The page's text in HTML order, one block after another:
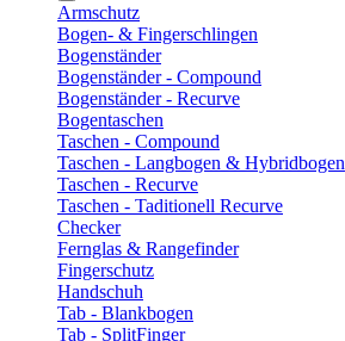
Armschutz
Bogen- & Fingerschlingen
Bogenständer
Bogenständer - Compound
Bogenständer - Recurve
Bogentaschen
Taschen - Compound
Taschen - Langbogen & Hybridbogen
Taschen - Recurve
Taschen - Taditionell Recurve
Checker
Fernglas & Rangefinder
Fingerschutz
Handschuh
Tab - Blankbogen
Tab - SplitFinger